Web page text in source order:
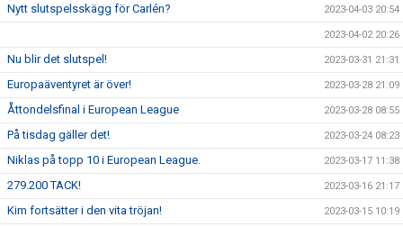
Nytt slutspelsskägg för Carlén? 2023-04-03 20:54
2023-04-02 20:26
Nu blir det slutspel! 2023-03-31 21:31
Europaäventyret är över! 2023-03-28 21:09
Åttondelsfinal i European League 2023-03-28 08:55
På tisdag gäller det! 2023-03-24 08:23
Niklas på topp 10 i European League. 2023-03-17 11:38
279.200 TACK! 2023-03-16 21:17
Kim fortsätter i den vita tröjan! 2023-03-15 10:19